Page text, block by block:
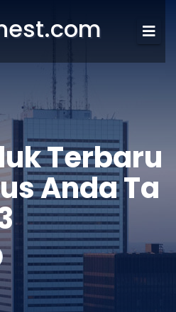
Terbaru
Anda Ta